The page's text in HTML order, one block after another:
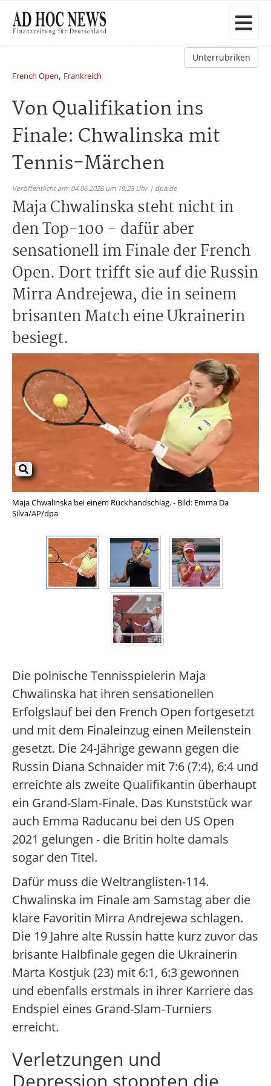
Unterrubriken
French Open, Frankreich
Von Qualifikation ins
Finale: Chwalinska mit
Tennis-Märchen
Veröffentlicht am: 04.06.2026 um 19:23 Uhr | dpa.de
Maja Chwalinska steht nicht in
den Top-100 - dafür aber
sensationell im Finale der French
Open. Dort trifft sie auf die Russin
Mirra Andrejewa, die in seinem
brisanten Match eine Ukrainerin
besiegt.
Maja Chwalinska bei einem Rückhandschlag. - Bild: Emma Da
Silva/AP/dpa
Die polnische Tennisspielerin Maja
Chwalinska hat ihren sensationellen
Erfolgslauf bei den French Open fortgesetzt
und mit dem Finaleinzug einen Meilenstein
gesetzt. Die 24-Jährige gewann gegen die
Russin Diana Schnaider mit 7:6 (7:4), 6:4 und
erreichte als zweite Qualifikantin überhaupt
ein Grand-Slam-Finale. Das Kunststück war
auch Emma Raducanu bei den US Open
2021 gelungen - die Britin holte damals
sogar den Titel.
Dafür muss die Weltranglisten-114.
Chwalinska im Finale am Samstag aber die
klare Favoritin Mirra Andrejewa schlagen.
Die 19 Jahre alte Russin hatte kurz zuvor das
brisante Halbfinale gegen die Ukrainerin
Marta Kostjuk (23) mit 6:1, 6:3 gewonnen
und ebenfalls erstmals in ihrer Karriere das
Endspiel eines Grand-Slam-Turniers
erreicht.
Verletzungen und
Depression stoppten die